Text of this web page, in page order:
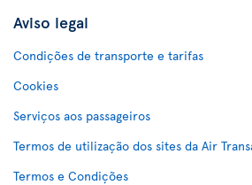
Aviso legal
Condições de transporte e tarifas
Cookies
Serviços aos passageiros
Termos de utilização dos sites da Air
Termos e Condições